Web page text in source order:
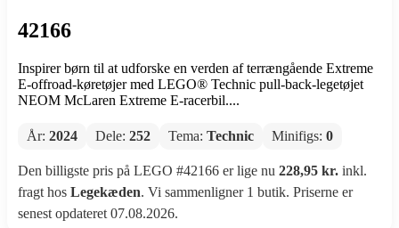
42166
Inspirer børn til at udforske en verden af terrængående Extreme
E-offroad-køretøjer med LEGO® Technic pull-back-legetøjet
NEOM McLaren Extreme E-racerbil....
År: 2024 Dele: 252 Tema: Technic Minifigs: 0
Den billigste pris på LEGO #42166 er lige nu 228,95 kr. inkl.
fragt hos Legekæden. Vi sammenligner 1 butik. Priserne er
senest opdateret 07.08.2026.